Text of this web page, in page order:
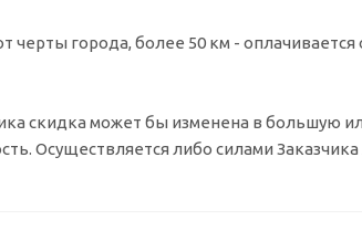
черты города, более 50 км - оплачивается
скидка может бы изменена в большую
Осуществляется либо силами